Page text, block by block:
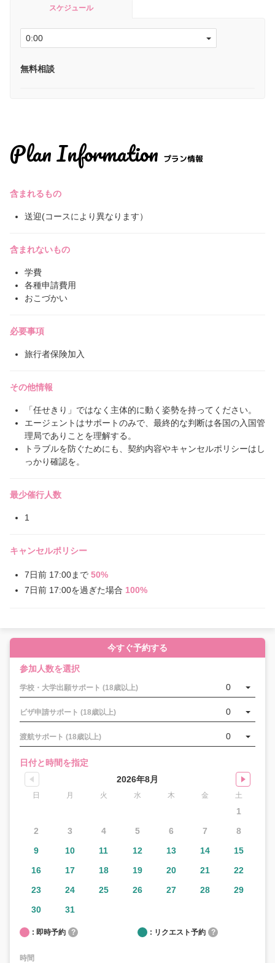
スケジュール
無料相談
Plan Information プラン情報
含まれるもの
送迎(コースにより異なります）
含まれないもの
学費
各種申請費用
おこづかい
必要事項
旅行者保険加入
その他情報
「任せきり」ではなく主体的に動く姿勢を持ってください。
エージェントはサポートのみで、最終的な判断は各国の入国管
理局でありことを理解する。
トラブルを防ぐためにも、契約内容やキャンセルポリシーはし
っかり確認を。
最少催行人数
1
キャンセルポリシー
7日前 17:00まで 50%
7日前 17:00を過ぎた場合 100%
今すぐ予約する
参加人数を選択
学校・大学出願サポート (18歳以上) 0
ビザ申請サポート (18歳以上) 0
渡航サポート (18歳以上) 0
日付と時間を指定
2026年8月
日 月 火 水 木 金 土
1
2
3 4 5 6 7
8
9
10 11 12 13 14
15
16
17 18 19 20 21
22
23
24 25 26 27 28
29
30
31
: 即時予約 ? : リクエスト予約 ?
時間